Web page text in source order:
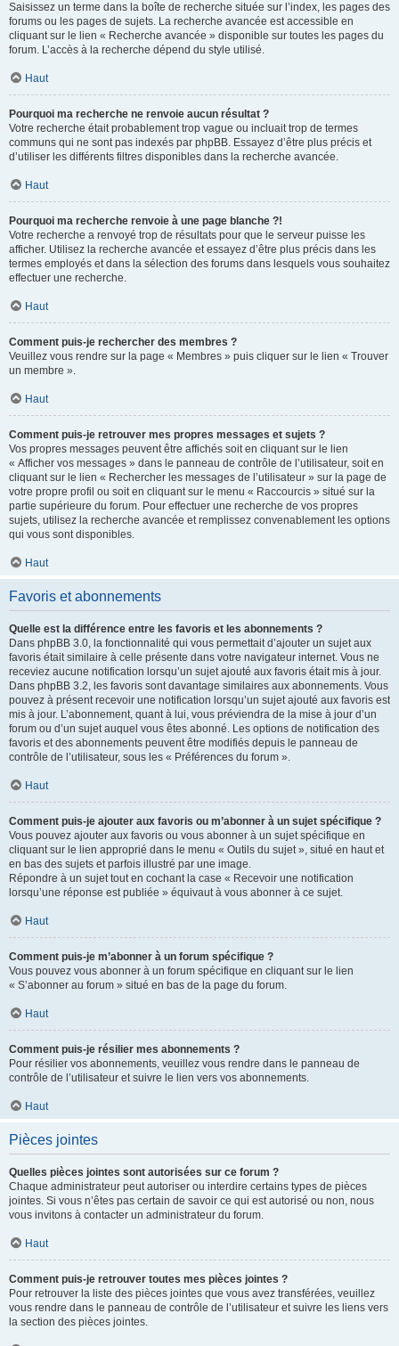
Saisissez un terme dans la boîte de recherche située sur l’index, les pages des
forums ou les pages de sujets. La recherche avancée est accessible en
cliquant sur le lien « Recherche avancée » disponible sur toutes les pages du
forum. L’accès à la recherche dépend du style utilisé.
Haut
Pourquoi ma recherche ne renvoie aucun résultat ?
Votre recherche était probablement trop vague ou incluait trop de termes
communs qui ne sont pas indexés par phpBB. Essayez d’être plus précis et
d’utiliser les différents filtres disponibles dans la recherche avancée.
Haut
Pourquoi ma recherche renvoie à une page blanche ?!
Votre recherche a renvoyé trop de résultats pour que le serveur puisse les
afficher. Utilisez la recherche avancée et essayez d’être plus précis dans les
termes employés et dans la sélection des forums dans lesquels vous souhaitez
effectuer une recherche.
Haut
Comment puis-je rechercher des membres ?
Veuillez vous rendre sur la page « Membres » puis cliquer sur le lien « Trouver
un membre ».
Haut
Comment puis-je retrouver mes propres messages et sujets ?
Vos propres messages peuvent être affichés soit en cliquant sur le lien
« Afficher vos messages » dans le panneau de contrôle de l’utilisateur, soit en
cliquant sur le lien « Rechercher les messages de l’utilisateur » sur la page de
votre propre profil ou soit en cliquant sur le menu « Raccourcis » situé sur la
partie supérieure du forum. Pour effectuer une recherche de vos propres
sujets, utilisez la recherche avancée et remplissez convenablement les options
qui vous sont disponibles.
Haut
Favoris et abonnements
Quelle est la différence entre les favoris et les abonnements ?
Dans phpBB 3.0, la fonctionnalité qui vous permettait d’ajouter un sujet aux
favoris était similaire à celle présente dans votre navigateur internet. Vous ne
receviez aucune notification lorsqu’un sujet ajouté aux favoris était mis à jour.
Dans phpBB 3.2, les favoris sont davantage similaires aux abonnements. Vous
pouvez à présent recevoir une notification lorsqu’un sujet ajouté aux favoris est
mis à jour. L’abonnement, quant à lui, vous préviendra de la mise à jour d’un
forum ou d’un sujet auquel vous êtes abonné. Les options de notification des
favoris et des abonnements peuvent être modifiés depuis le panneau de
contrôle de l’utilisateur, sous les « Préférences du forum ».
Haut
Comment puis-je ajouter aux favoris ou m’abonner à un sujet spécifique ?
Vous pouvez ajouter aux favoris ou vous abonner à un sujet spécifique en
cliquant sur le lien approprié dans le menu « Outils du sujet », situé en haut et
en bas des sujets et parfois illustré par une image.
Répondre à un sujet tout en cochant la case « Recevoir une notification
lorsqu’une réponse est publiée » équivaut à vous abonner à ce sujet.
Haut
Comment puis-je m’abonner à un forum spécifique ?
Vous pouvez vous abonner à un forum spécifique en cliquant sur le lien
« S’abonner au forum » situé en bas de la page du forum.
Haut
Comment puis-je résilier mes abonnements ?
Pour résilier vos abonnements, veuillez vous rendre dans le panneau de
contrôle de l’utilisateur et suivre le lien vers vos abonnements.
Haut
Pièces jointes
Quelles pièces jointes sont autorisées sur ce forum ?
Chaque administrateur peut autoriser ou interdire certains types de pièces
jointes. Si vous n’êtes pas certain de savoir ce qui est autorisé ou non, nous
vous invitons à contacter un administrateur du forum.
Haut
Comment puis-je retrouver toutes mes pièces jointes ?
Pour retrouver la liste des pièces jointes que vous avez transférées, veuillez
vous rendre dans le panneau de contrôle de l’utilisateur et suivre les liens vers
la section des pièces jointes.